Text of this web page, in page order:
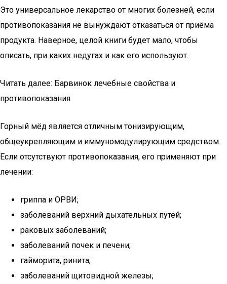
Это универсальное лекарство от многих болезней, если
противопоказания не вынуждают отказаться от приёма
продукта. Наверное, целой книги будет мало, чтобы
описать, при каких недугах и как его используют.
Читать далее: Барвинок лечебные свойства и
противопоказания
Горный мёд является отличным тонизирующим,
общеукрепляющим и иммуномодулирующим средством.
Если отсутствуют противопоказания, его применяют при
лечении:
гриппа и ОРВИ;
заболеваний верхний дыхательных путей;
раковых заболеваний;
заболеваний почек и печени;
гайморита, ринита;
заболеваний щитовидной железы;